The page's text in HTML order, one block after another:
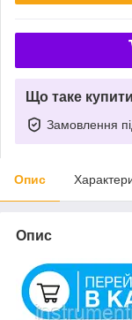
Що таке
Замовлення
Опис
Опис